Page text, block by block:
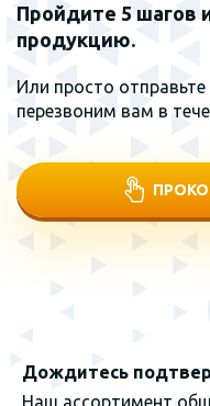
Пройдите 5 шагов
продукцию.
Или просто
перезвоним вам в
Дождитесь
Наш ассортимент